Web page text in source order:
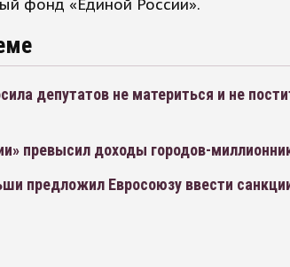
фонд «Единой России».
депутатов не материться и не
превысил доходы городов-
предложил Евросоюзу ввести